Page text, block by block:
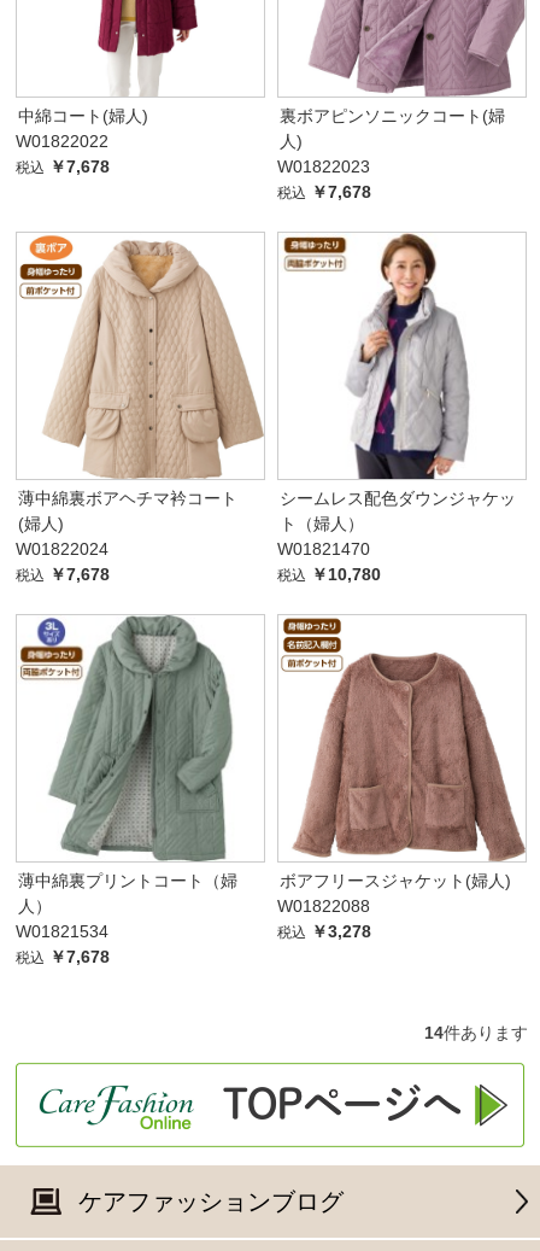
中綿コート(婦人)
W01822022
税込 ￥7,678
裏ボアピンソニックコート(婦
人)
W01822023
税込 ￥7,678
薄中綿裏ボアヘチマ衿コート
(婦人)
W01822024
税込 ￥7,678
シームレス配色ダウンジャケッ
ト（婦人）
W01821470
税込 ￥10,780
薄中綿裏プリントコート（婦
人）
W01821534
税込 ￥7,678
ボアフリースジャケット(婦人)
W01822088
税込 ￥3,278
14件あります
ケアファッションブログ